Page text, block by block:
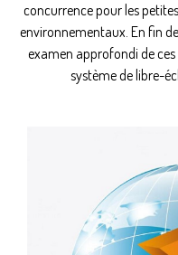
concurrence pour les
environnementaux. En fin
examen approfondi de
système de libre-